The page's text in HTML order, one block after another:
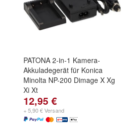
PATONA 2-in-1 Kamera-
Akkuladegerät für Konica
Minolta NP-200 Dimage X Xg
Xi Xt
12,95 €
+ 5,90 € Versand